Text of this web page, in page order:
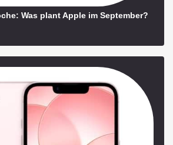
Was plant Apple im September?